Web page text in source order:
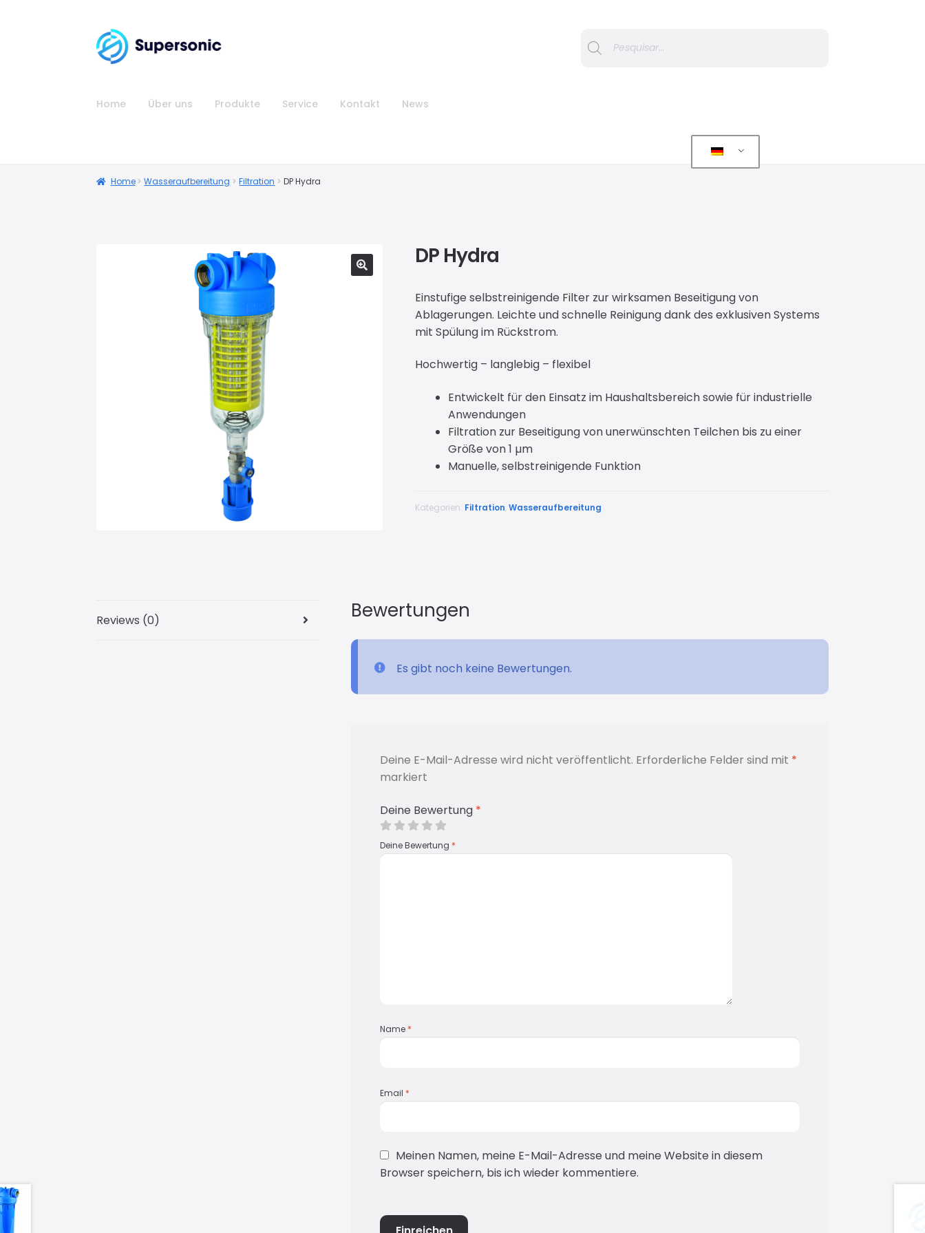
Home Über uns Produkte Service Kontakt News
Home Wasseraufbereitung Filtration DP Hydra
DP Hydra
Einstufige selbstreinigende Filter zur wirksamen Beseitigung von
Ablagerungen. Leichte und schnelle Reinigung dank des exklusiven Systems
mit Spülung im Rückstrom.
Hochwertig – langlebig – flexibel
Entwickelt für den Einsatz im Haushaltsbereich sowie für industrielle
Anwendungen
Filtration zur Beseitigung von unerwünschten Teilchen bis zu einer
Größe von 1 µm
Manuelle, selbstreinigende Funktion
Kategorien: Filtration,Wasseraufbereitung
Reviews (0) Bewertungen
Es gibt noch keine Bewertungen.
Deine E-Mail-Adresse wird nicht veröffentlicht. Erforderliche Felder sind mit *
markiert
Deine Bewertung *
Deine Bewertung *
Name *
Email *
Meinen Namen, meine E-Mail-Adresse und meine Website in diesem
Browser speichern, bis ich wieder kommentiere.